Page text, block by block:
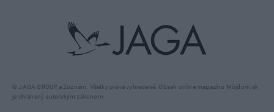
© JAGA GROUP a Zoznam. Všetky práva vyhradené. Obsah online magazínu Môjdom.sk
je chránený autorským zákonom.